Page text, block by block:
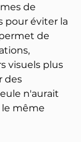
de
pour éviter la
de
visuels plus
des
n'aurait
le même